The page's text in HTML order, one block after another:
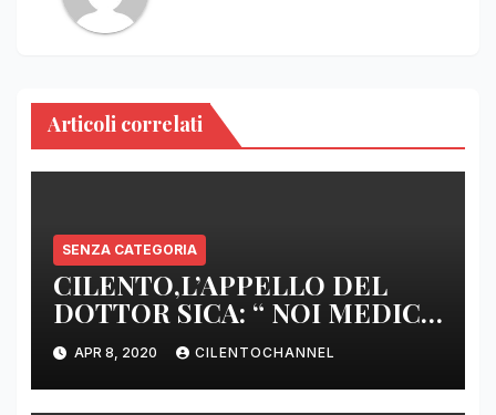
Articoli correlati
SENZA CATEGORIA
CILENTO,L’APPELLO DEL
DOTTOR SICA: “ NOI MEDICI
DI BASE SIAMO SENZA ARMI
E SENZA PRESIDI”
APR 8, 2020 CILENTOCHANNEL